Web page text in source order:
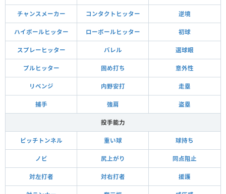
チャンスメーカー コンタクトヒッター 逆境
ハイボールヒッター ローボールヒッター 初球
スプレーヒッター バレル 選球眼
プルヒッター 固め打ち 意外性
リベンジ 内野安打 走塁
捕手 強肩 盗塁
投手能力
ピッチトンネル 重い球 球持ち
ノビ 尻上がり 同点阻止
対左打者 対右打者 援護